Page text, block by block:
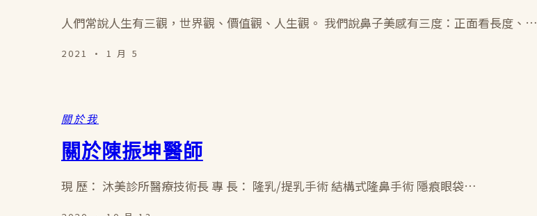
人們常說人生有三觀，世界觀、價值觀、人生觀。 我們說鼻子美感有三度：正面看長度、…
2021 · 1 月 5
關於我
關於陳振坤醫師
現 歷： 沐美診所醫療技術長 專 長： 隆乳/提乳手術 結構式隆鼻手術 隱痕眼袋…